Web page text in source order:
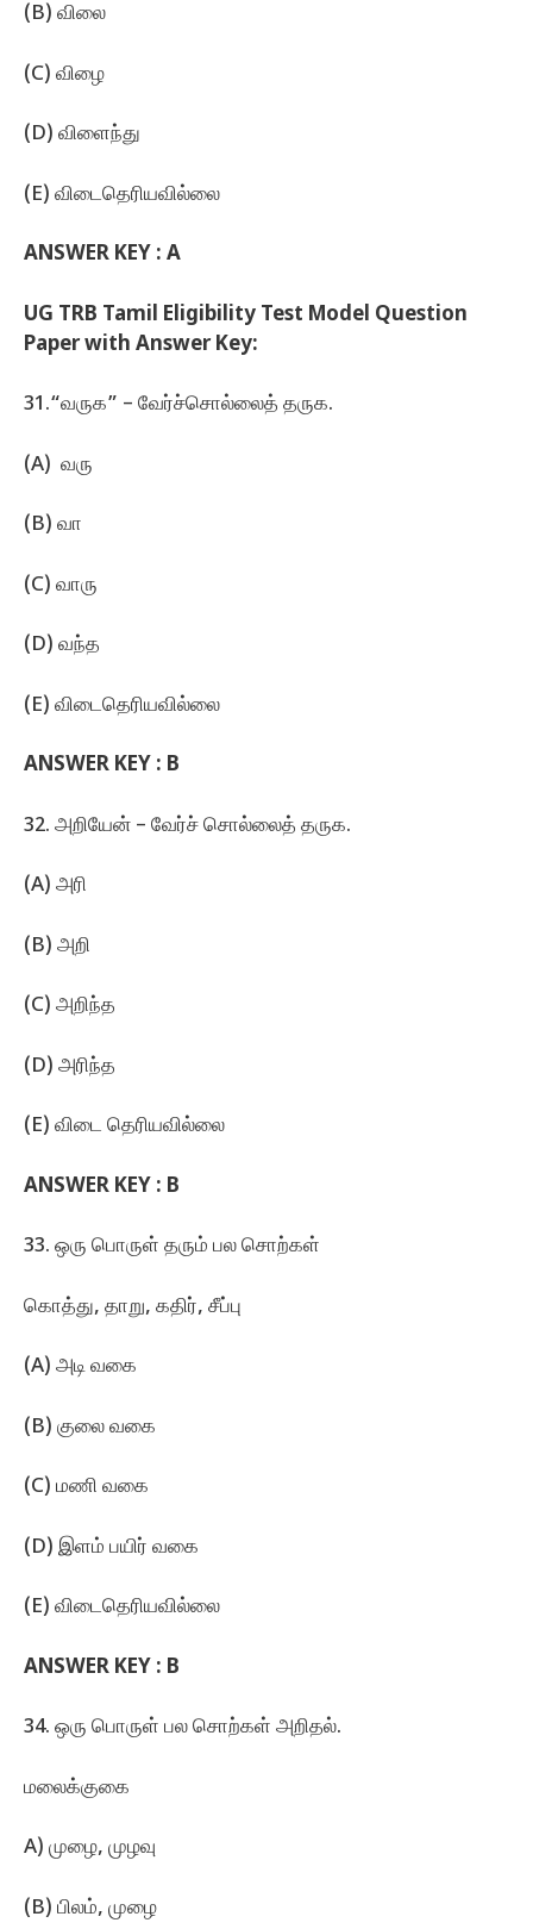
(B) விலை
(C) விழை
(D) விளைந்து
(E) விடைதெரியவில்லை
ANSWER KEY : A
UG TRB Tamil Eligibility Test Model Question
Paper with Answer Key:
31.“வருக” – வேர்ச்சொல்லைத்‌ தருக.
(A) வரு
(B) வா
(C) வாரு
(D) வந்த
(E) விடைதெரியவில்லை
ANSWER KEY : B
32. அறியேன்‌ – வேர்ச்‌ சொல்லைத்‌ தருக.
(A) அரி
(B) அறி
(C) அறிந்த
(D) அரிந்த
(E) விடை தெரியவில்லை
ANSWER KEY : B
33. ஒரு பொருள்‌ தரும்‌ பல சொற்கள்‌
கொத்து, தாறு, கதிர்‌, சீப்பு
(A) அடி வகை
(B) குலை வகை
(C) மணி வகை
(D) இளம்‌ பயிர்‌ வகை
(E) விடைதெரியவில்லை
ANSWER KEY : B
34. ஒரு பொருள்‌ பல சொற்கள்‌ அறிதல்‌.
மலைக்குகை
A) முழை, முழவு
(B) பிலம்‌, முழை